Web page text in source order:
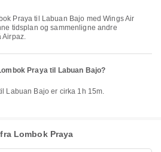
tidsplan og sammenligne andre
Airpaz.
Praya til Labuan Bajo?
Labuan Bajo er cirka 1h 15m.
Lombok Praya